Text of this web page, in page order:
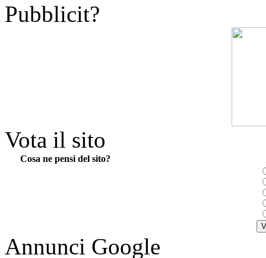
Pubblicit?
Vota il sito
Cosa ne pensi del sito?
Annunci Google